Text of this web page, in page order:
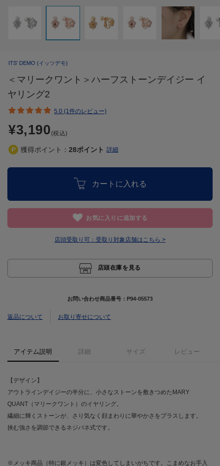
ITS' DEMO (イッツデモ)
＜マリークワント＞ハーフストーンデイジー イ
ヤリング2
5.0 (1件のレビュー)
¥3,190 (税込)
獲得ポイント： 28ポイント 詳細
カートに入れる
お気に入りに追加する
店頭受取り可： 受取り対象店舗はこちら >
店頭在庫を見る
お問い合わせ商品番号： P94-05573
返品について お取り寄せについて
アイテム説明 詳細 サイズ レビュー
【デザイン】
アウトラインデイジーの半分に、小さなストーンを敷きつめたMARY
QUANT（マリークワント）のイヤリング。
繊細に輝くストーンが、さり気なく顔まわりに華やかさをプラスします。
挟む強さを調節できるネジバネ式です。
※メッキ商品（特に銀メッキ）は変色してしまいがちです。こまめなお手入